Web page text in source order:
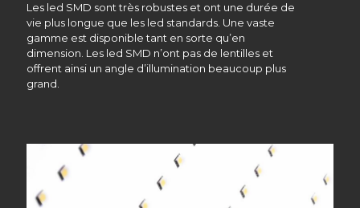
Les led SMD sont très robustes et ont une durée de
vie plus longue que les led standards. Une vaste
gamme est disponible tant en sorte qu’en
dimension. Les led SMD n’ont pas de lentilles et
offrent ainsi un angle d’illumination beaucoup plus
grand.